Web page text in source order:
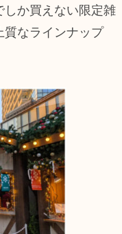
か買えない限定雑
質なラインナップ